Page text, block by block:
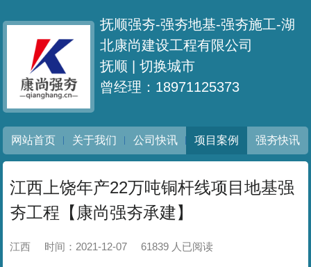
抚顺强夯-强夯地基-强夯施工-湖
北康尚建设工程有限公司
抚顺 |切换城市
曾经理：18971125373
网站首页 关于我们 公司快讯 项目案例 强夯快讯
江西上饶年产22万吨铜杆线项目地基强
夯工程【康尚强夯承建】
江西 时间：2021-12-07 61839 人已阅读